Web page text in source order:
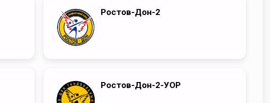
Ростов-Дон-2
Ростов-Дон-2-УОР